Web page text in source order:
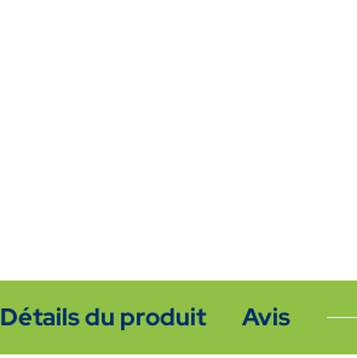
Détails du produit Avis